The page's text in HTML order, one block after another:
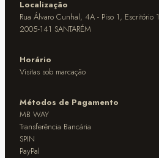
Localização
Rua Álvaro Cunhal, 4A - Piso 1, Escritório 1
2005-141 SANTARÉM
Horário
Visitas sob marcação
Métodos de Pagamento
MB WAY
Transferência Bancária
SPIN
PayPal